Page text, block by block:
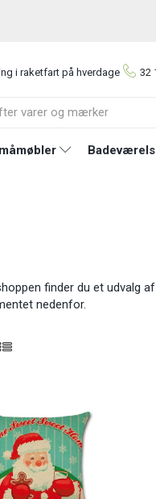
i raketfart på hverdage 32
finder du et udvalg
nedenfor.